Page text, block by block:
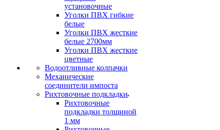
установочные
Уголки ПВХ гибкие
белые
Уголки ПВХ жесткие
белые 2700мм
Уголки ПВХ жесткие
цветные
Водоотливные колпачки
Механические
соединители импоста
Рихтовочные подкладки
Рихтовочные
подкладки толщиной
1 мм